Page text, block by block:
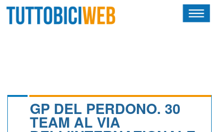
CALENDARIO
GP DEL PERDONO. 30
TEAM AL VIA